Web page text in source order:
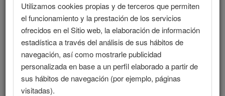
Utilizamos cookies propias y de terceros que permiten
el funcionamiento y la prestación de los servicios
ofrecidos en el Sitio web, la elaboración de información
estadística a través del análisis de sus hábitos de
navegación, así como mostrarle publicidad
personalizada en base a un perfil elaborado a partir de
sus hábitos de navegación (por ejemplo, páginas
visitadas).
MENU
Programa Científico - Salón 1
Programa Científico - Salón 2